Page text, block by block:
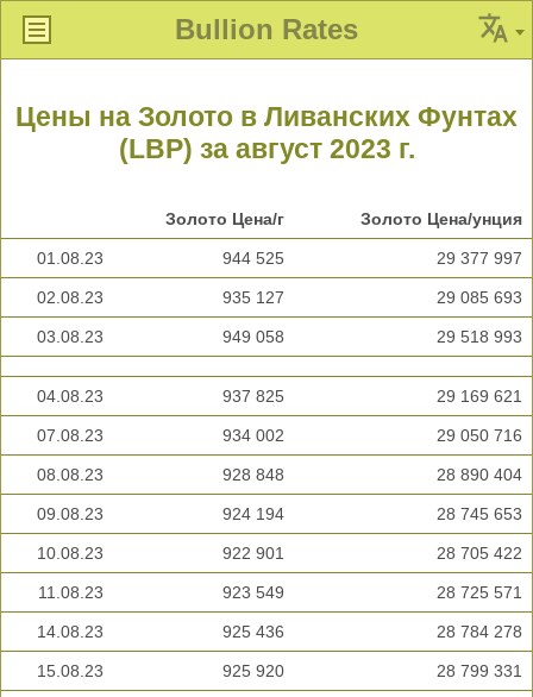
Bullion Rates
Цены на Золото в Ливанских Фунтах
(LBP) за август 2023 г.
Золото Цена/г Золото Цена/унция
01.08.23 944 525 29 377 997
02.08.23 935 127 29 085 693
03.08.23 949 058 29 518 993
04.08.23 937 825 29 169 621
07.08.23 934 002 29 050 716
08.08.23 928 848 28 890 404
09.08.23 924 194 28 745 653
10.08.23 922 901 28 705 422
11.08.23 923 549 28 725 571
14.08.23 925 436 28 784 278
15.08.23 925 920 28 799 331